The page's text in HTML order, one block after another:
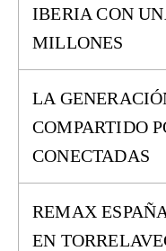
IBERIA CON
MILLONES
LA
COMPARTIDO
CONECTADAS
REMAX
EN